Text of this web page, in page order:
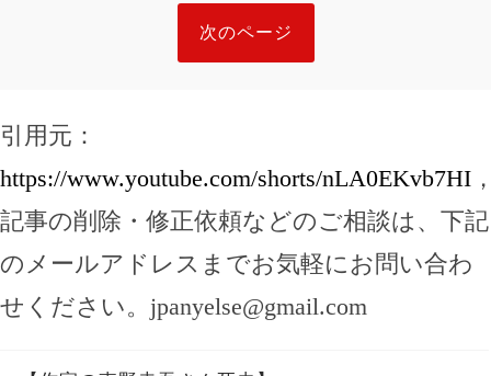
次のページ
引用元：
https://www.youtube.com/shorts/nLA0EKvb7HI
記事の削除・修正依頼などのご相談は、下記
のメールアドレスまでお気軽にお問い合わ
せください。 jpanyelse@gmail.com